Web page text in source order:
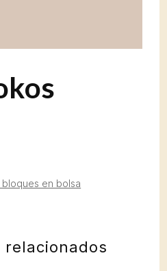
en bolsa
relacionados